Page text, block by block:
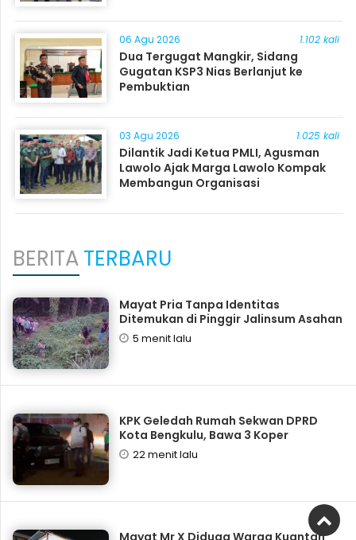
06 Agu 2026 1.102 kali
Dua Tergugat Mangkir, Sidang
Gugatan KSP3 Nias Berlanjut ke
Pembuktian
03 Agu 2026 1.025 kali
Dilantik Jadi Ketua PMLI, Agusman
Lawolo Ajak Marga Lawolo Kompak
Membangun Organisasi
BERITATERBARU
Mayat Pria Tanpa Identitas
Ditemukan di Pinggir Jalinsum Asahan
5 menit lalu
KPK Geledah Rumah Sekwan DPRD
Kota Bengkulu, Bawa 3 Koper
22 menit lalu